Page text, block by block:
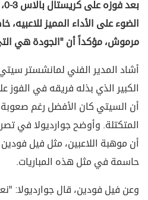
الضوء على الأداء المميز
مرموش، مؤكداً أن "الجودة هي
أشاد المدير الفني لمانشستر
الكبير الذي بذله فريقه في الفوز
أن السيتي كان الأفضل رغم
المتكتلة. وأوضح جوارديولا في
أن موهبة اللاعبين، مثل فيل
حاسمة في مثل هذه المباريات.
وعن فيل فودين، قال جوارديولا: